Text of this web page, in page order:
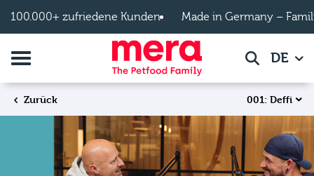
100.000+ zufriedene Kunden Made in Germany –
Navigation umschalten SucheDE
Zurück 001: Deffi